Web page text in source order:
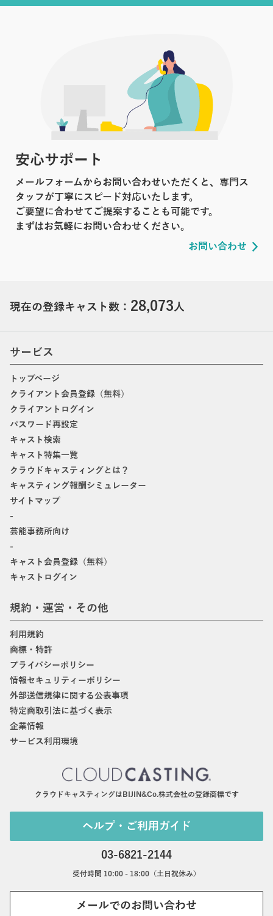
安心サポート
メールフォームからお問い合わせいただくと、専門ス
タッフが丁寧にスピード対応いたします。
ご要望に合わせてご提案することも可能です。
まずはお気軽にお問い合わせください。
お問い合わせ
現在の登録キャスト数： 28,073人
サービス
トップページ
クライアント会員登録（無料）
クライアントログイン
パスワード再設定
キャスト検索
キャスト特集一覧
クラウドキャスティングとは？
キャスティング報酬シミュレーター
サイトマップ
-
芸能事務所向け
-
キャスト会員登録（無料）
キャストログイン
規約・運営・その他
利用規約
商標・特許
プライバシーポリシー
情報セキュリティーポリシー
外部送信規律に関する公表事項
特定商取引法に基づく表示
企業情報
サービス利用環境
クラウドキャスティングはBIJIN&Co.株式会社の登録商標です
ヘルプ・ご利用ガイド
03-6821-2144
受付時間 10:00 - 18:00（土日祝休み）
メールでのお問い合わせ